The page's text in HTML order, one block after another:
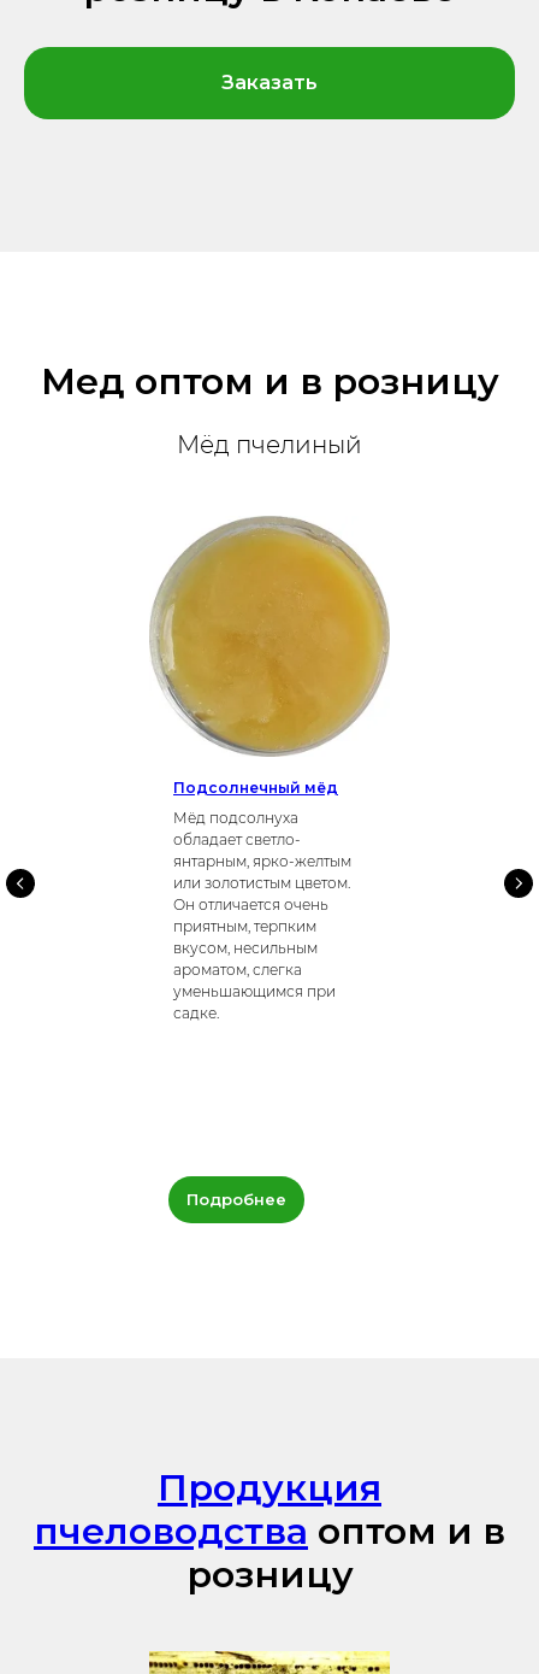
Заказать
Мед оптом и в розницу
Мёд пчелиный
Подсолнечный мёд
Мёд подсолнуха
обладает светло-
янтарным, ярко-желтым
или золотистым цветом.
Он отличается очень
приятным, терпким
вкусом, несильным
ароматом, слегка
уменьшающимся при
садке.
Подробнее
Продукция
пчеловодства оптом и в
розницу